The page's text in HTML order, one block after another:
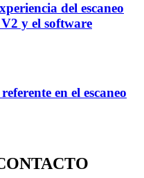
del escaneo
y el software
en el escaneo